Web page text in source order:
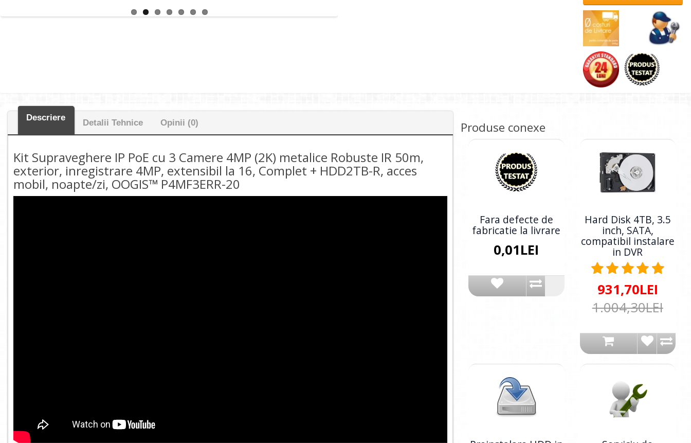
Descriere
Detalii Tehnice Opinii (0)
Kit Supraveghere IP PoE cu 3 Camere 4MP (2K) metalice Robuste IR 50m,
exterior, inregistrare 4MP, extensibil la 16, Complet + HDD2TB-R, acces
mobil, noapte/zi, OOGIS™ P4MF3ERR-20
Produse conexe
Fara defecte de
fabricatie la livrare
0,01LEI
Hard Disk 4TB, 3.5
inch, SATA,
compatibil instalare
in DVR
931,70LEI
1.004,30LEI